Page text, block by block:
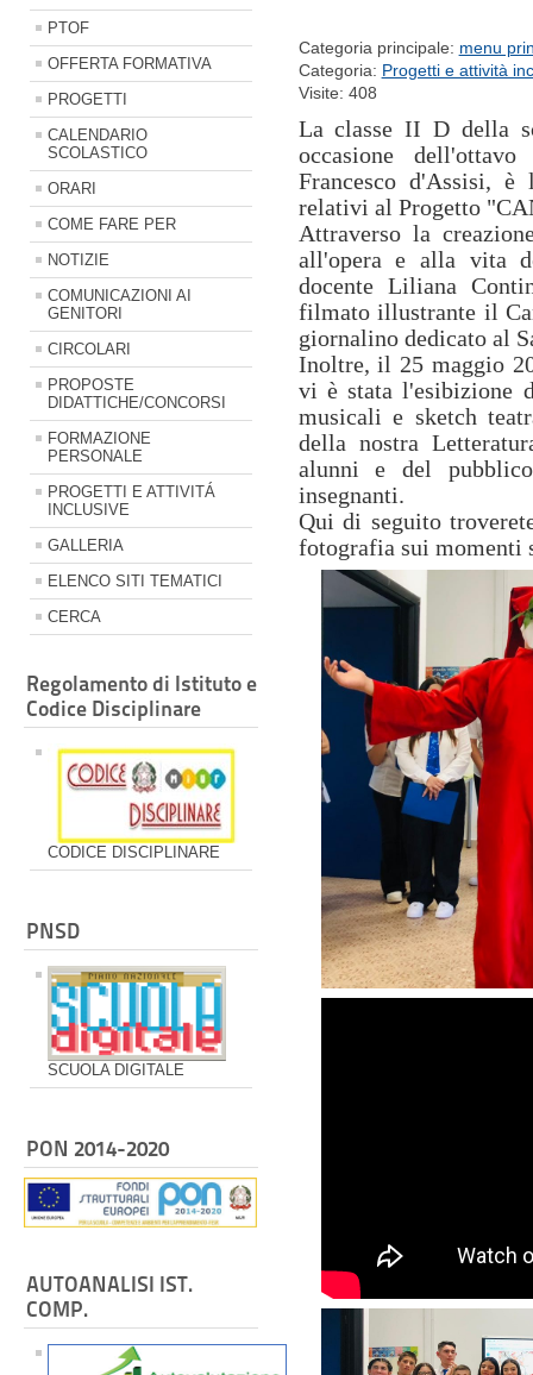
PTOF
OFFERTA FORMATIVA
PROGETTI
CALENDARIO
SCOLASTICO
ORARI
COME FARE PER
NOTIZIE
COMUNICAZIONI AI
GENITORI
CIRCOLARI
PROPOSTE
DIDATTICHE/CONCORSI
FORMAZIONE
PERSONALE
PROGETTI E ATTIVITÁ
INCLUSIVE
GALLERIA
ELENCO SITI TEMATICI
CERCA
Regolamento di Istituto e
Codice Disciplinare
CODICE DISCIPLINARE
PNSD
SCUOLA DIGITALE
PON 2014-2020
AUTOANALISI IST.
COMP.
Categoria principale: menu
Categoria: Progetti e attività
Visite: 408
La classe II D della
occasione
Francesco d'Assisi,
relativi al Progetto
Attraverso la
all'opera e alla vita
docente Liliana
filmato illustrante il
giornalino dedicato al
Inoltre, il 25 maggio
vi è stata l'esibizione
musicali e sketch
della nostra
alunni e del
insegnanti.
Qui di seguito
fotografia sui momenti